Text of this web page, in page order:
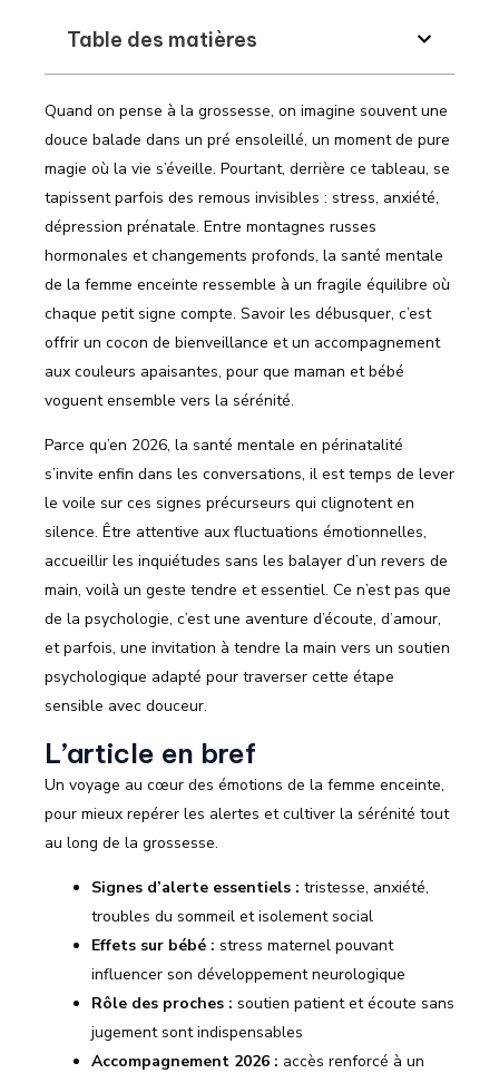
Table des matières
Quand on pense à la grossesse, on imagine souvent une
douce balade dans un pré ensoleillé, un moment de pure
magie où la vie s’éveille. Pourtant, derrière ce tableau, se
tapissent parfois des remous invisibles : stress, anxiété,
dépression prénatale. Entre montagnes russes
hormonales et changements profonds, la santé mentale
de la femme enceinte ressemble à un fragile équilibre où
chaque petit signe compte. Savoir les débusquer, c’est
offrir un cocon de bienveillance et un accompagnement
aux couleurs apaisantes, pour que maman et bébé
voguent ensemble vers la sérénité.
Parce qu’en 2026, la santé mentale en périnatalité
s’invite enfin dans les conversations, il est temps de lever
le voile sur ces signes précurseurs qui clignotent en
silence. Être attentive aux fluctuations émotionnelles,
accueillir les inquiétudes sans les balayer d’un revers de
main, voilà un geste tendre et essentiel. Ce n’est pas que
de la psychologie, c’est une aventure d’écoute, d’amour,
et parfois, une invitation à tendre la main vers un soutien
psychologique adapté pour traverser cette étape
sensible avec douceur.
L’article en bref
Un voyage au cœur des émotions de la femme enceinte,
pour mieux repérer les alertes et cultiver la sérénité tout
au long de la grossesse.
Signes d’alerte essentiels : tristesse, anxiété,
troubles du sommeil et isolement social
Effets sur bébé : stress maternel pouvant
influencer son développement neurologique
Rôle des proches : soutien patient et écoute sans
jugement sont indispensables
Accompagnement 2026 : accès renforcé à un